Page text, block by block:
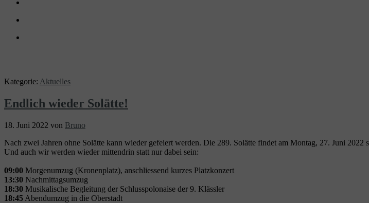
Kategorie: Aktuelles
Endlich wieder Solätte!
18. Juni 2022 von Bruno
Nach zwei Jahren ohne Solätte kann wieder gefeiert werden. Die 289. Solätte findet am Montag, 27. Juni 2022
Und auch wir werden wieder mittendrin statt nur dabei sein:
09:00 Morgenumzug (Kronenplatz), anschliessend kurzes Platzkonzert
13:30 Nachmittagsumzug
18:30 Musikalische Begleitung der Schlusspolonaise der 9. Klässler
18:45 Abendumzug in die Oberstadt